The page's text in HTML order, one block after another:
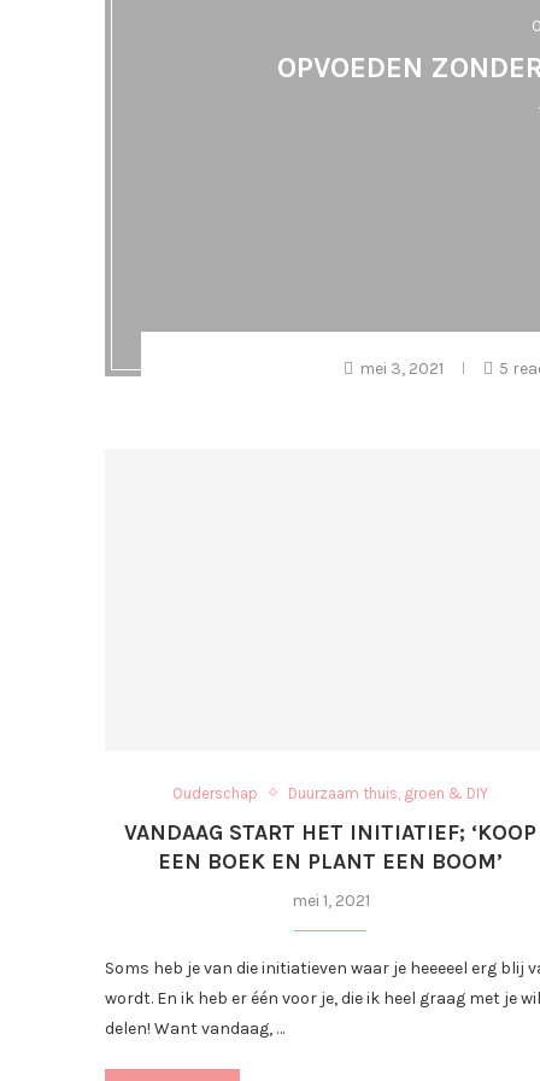
OPVOEDEN
mei 3, 2021 5
Ouderschap Duurzaam thuis, groen & DIY
VANDAAG START HET INITIATIEF; ‘KOOP
EEN BOEK EN PLANT EEN BOOM’
mei 1, 2021
Soms heb je van die initiatieven waar je heeeeel erg blij
wordt. En ik heb er één voor je, die ik heel graag met je wil
delen! Want vandaag, …